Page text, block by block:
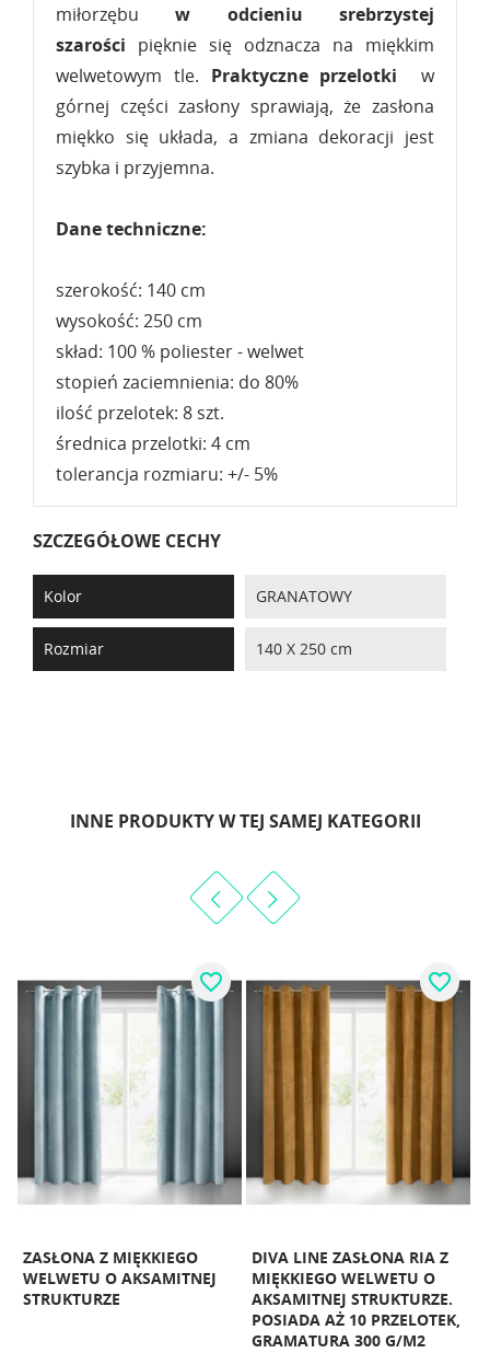
miłorzębuw odcieniu
srebrzystej
szarości pięknie się odznacza na miękkim
welwetowym tle. Praktyczne przelotki w
górnej części zasłony sprawiają, że zasłona
miękko się układa, a zmiana dekoracji jest
szybka i przyjemna.
Dane techniczne:
szerokość: 140 cm
wysokość: 250 cm
skład: 100 % poliester - welwet
stopień zaciemnienia: do 80%
ilość przelotek: 8 szt.
średnica przelotki: 4 cm
tolerancja rozmiaru: +/- 5%
SZCZEGÓŁOWE CECHY
Kolor GRANATOWY
Rozmiar 140 X 250 cm
INNE PRODUKTY W TEJ SAMEJ KATEGORII
ZASŁONA Z MIĘKKIEGO
WELWETU O AKSAMITNEJ
STRUKTURZE
favorite_border
DIVA LINE ZASŁONA RIA Z
MIĘKKIEGO WELWETU O
AKSAMITNEJ STRUKTURZE.
POSIADA AŻ 10 PRZELOTEK,
GRAMATURA 300 G/M2
favorite_border